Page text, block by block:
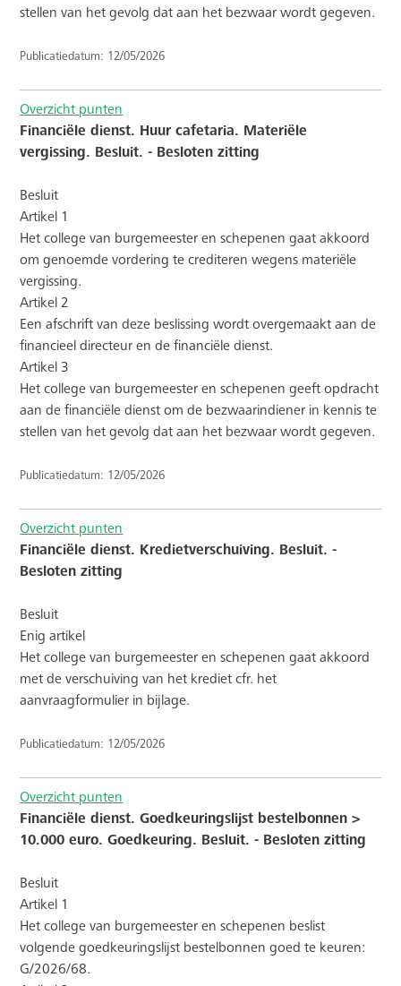
stellen van het gevolg dat aan het bezwaar wordt gegeven.
Publicatiedatum: 12/05/2026
Overzicht punten
Financiële dienst. Huur cafetaria. Materiële
vergissing. Besluit. - Besloten zitting
Besluit
Artikel 1
Het college van burgemeester en schepenen gaat akkoord
om genoemde vordering te crediteren wegens materiële
vergissing.
Artikel 2
Een afschrift van deze beslissing wordt overgemaakt aan de
financieel directeur en de financiële dienst.
Artikel 3
Het college van burgemeester en schepenen geeft opdracht
aan de financiële dienst om de bezwaarindiener in kennis te
stellen van het gevolg dat aan het bezwaar wordt gegeven.
Publicatiedatum: 12/05/2026
Overzicht punten
Financiële dienst. Kredietverschuiving. Besluit. -
Besloten zitting
Besluit
Enig artikel
Het college van burgemeester en schepenen gaat akkoord
met de verschuiving van het krediet cfr. het
aanvraagformulier in bijlage.
Publicatiedatum: 12/05/2026
Overzicht punten
Financiële dienst. Goedkeuringslijst bestelbonnen >
10.000 euro. Goedkeuring. Besluit. - Besloten zitting
Besluit
Artikel 1
Het college van burgemeester en schepenen beslist
volgende goedkeuringslijst bestelbonnen goed te keuren:
G/2026/68.